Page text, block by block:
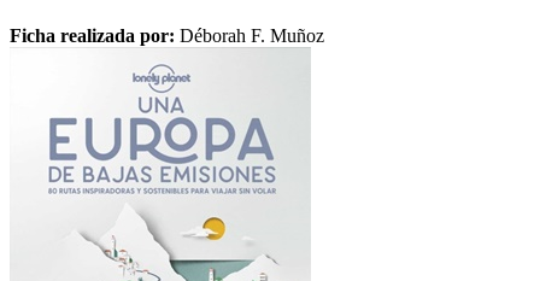
Ficha realizada por: Déborah F. Muñoz